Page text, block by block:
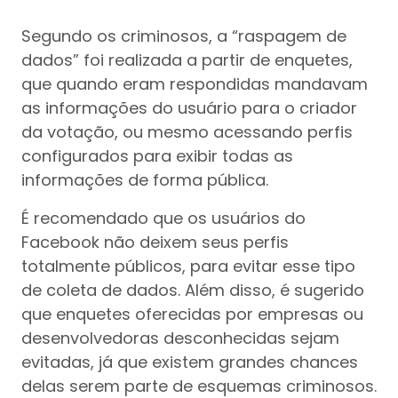
Segundo os criminosos, a “raspagem de
dados” foi realizada a partir de enquetes,
que quando eram respondidas mandavam
as informações do usuário para o criador
da votação, ou mesmo acessando perfis
configurados para exibir todas as
informações de forma pública.
É recomendado que os usuários do
Facebook não deixem seus perfis
totalmente públicos, para evitar esse tipo
de coleta de dados. Além disso, é sugerido
que enquetes oferecidas por empresas ou
desenvolvedoras desconhecidas sejam
evitadas, já que existem grandes chances
delas serem parte de esquemas criminosos.